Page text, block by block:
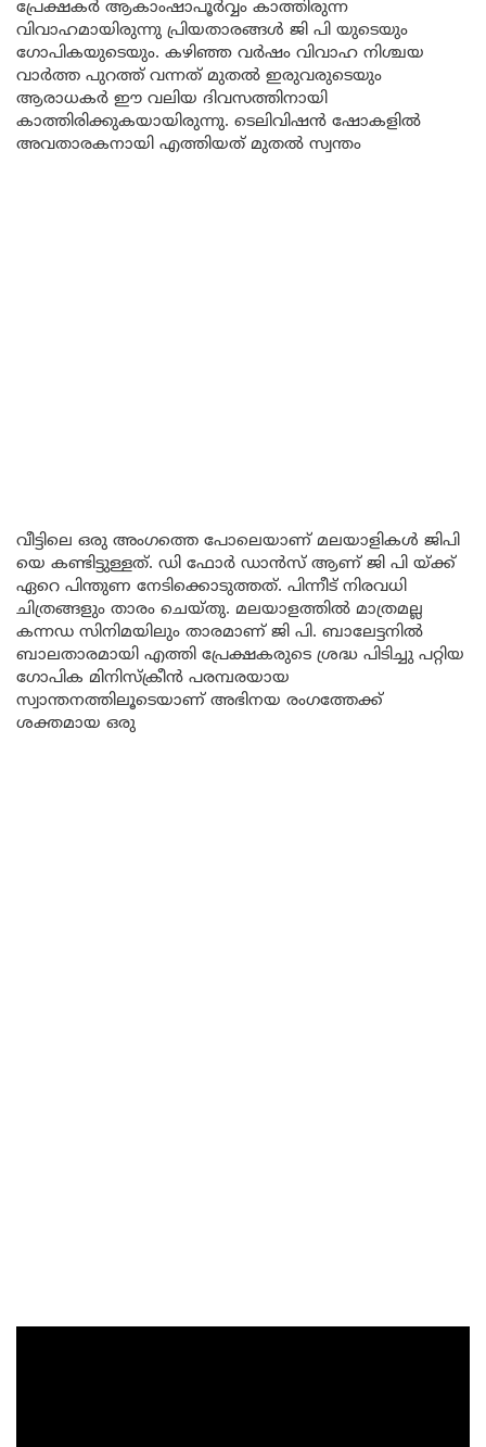
പ്രേക്ഷകർ ആകാംഷാപൂർവ്വം കാത്തിരുന്ന
വിവാഹമായിരുന്നു പ്രിയതാരങ്ങൾ ജി പി യുടെയും
ഗോപികയുടെയും. കഴിഞ്ഞ വർഷം വിവാഹ നിശ്ചയ
വാർത്ത പുറത്ത് വന്നത് മുതൽ ഇരുവരുടെയും
ആരാധകർ ഈ വലിയ ദിവസത്തിനായി
കാത്തിരിക്കുകയായിരുന്നു. ടെലിവിഷൻ ഷോകളിൽ
അവതാരകനായി എത്തിയത് മുതൽ സ്വന്തം
വീട്ടിലെ ഒരു അംഗത്തെ പോലെയാണ് മലയാളികൾ ജിപി
യെ കണ്ടിട്ടുള്ളത്. ഡി ഫോർ ഡാൻസ് ആണ് ജി പി യ്ക്ക്
ഏറെ പിന്തുണ നേടിക്കൊടുത്തത്. പിന്നീട് നിരവധി
ചിത്രങ്ങളും താരം ചെയ്തു. മലയാളത്തിൽ മാത്രമല്ല
കന്നഡ സിനിമയിലും താരമാണ് ജി പി. ബാലേട്ടനിൽ
ബാലതാരമായി എത്തി പ്രേക്ഷകരുടെ ശ്രദ്ധ പിടിച്ചു പറ്റിയ
ഗോപിക മിനിസ്‌ക്രീൻ പരമ്പരയായ
സ്വാന്തനത്തിലൂടെയാണ് അഭിനയ രംഗത്തേക്ക്
ശക്തമായ ഒരു